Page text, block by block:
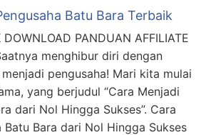
Batu Bara Terbaik
PANDUAN AFFILIATE
menghibur diri dengan
pengusaha! Mari kita mulai
yang berjudul “Cara Menjadi
dari Nol Hingga Sukses”. Cara
Batu Bara dari Nol Hingga Sukses